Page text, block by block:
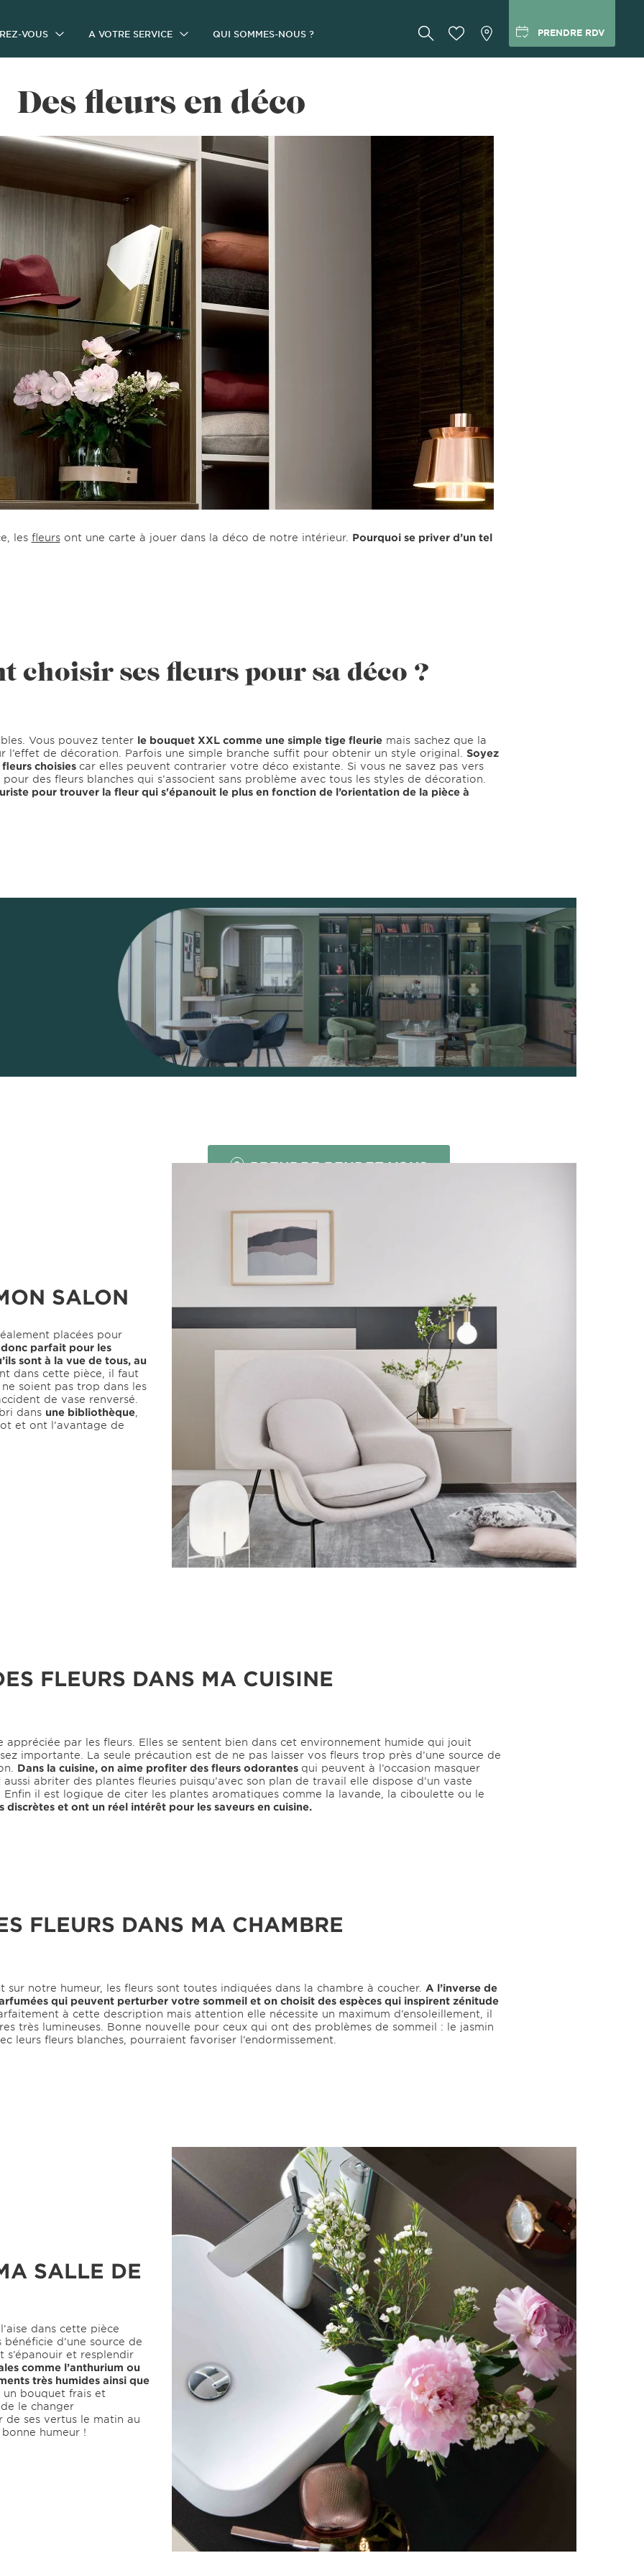
VOUS A VOTRE SERVICE QUI SOMMES-NOUS ? PRENDRE RDV
Des fleurs en déco
les fleursont une carte à jouer dans la déco de notre intérieur. Pourquoi se priver d’un tel
choisir ses fleurs pour sa déco ?
Vous pouvez tenter le bouquet XXL comme une simple tige fleurie mais sachez que la
l’effet de décoration. Parfois une simple branche suffit pour obtenir un style original. Soyez
choisies car elles peuvent contrarier votre déco existante. Si vous ne savez pas vers
des fleurs blanches qui s’associent sans problème avec tous les styles de décoration.
pour trouver la fleur qui s'épanouit le plus en fonction de l’orientation de la pièce à
PRENDRE RENDEZ-VOUS
SALON
placées pour
donc parfait pour les
sont à la vue de tous, au
dans cette pièce, il faut
soient pas trop dans les
de vase renversé.
dans une bibliothèque,
et ont l’avantage de
FLEURS DANS MA CUISINE
appréciée par les fleurs. Elles se sentent bien dans cet environnement humide qui jouit
importante. La seule précaution est de ne pas laisser vos fleurs trop près d’une source de
Dans la cuisine, on aime profiter des fleurs odorantes qui peuvent à l’occasion masquer
abriter des plantes fleuries puisqu’avec son plan de travail elle dispose d’un vaste
il est logique de citer les plantes aromatiques comme la lavande, la ciboulette ou le
discrètes et ont un réel intérêt pour les saveurs en cuisine.
FLEURS DANS MA CHAMBRE
sur notre humeur, les fleurs sont toutes indiquées dans la chambre à coucher. A l’inverse de
qui peuvent perturber votre sommeil et on choisit des espèces qui inspirent zénitude
à cette description mais attention elle nécessite un maximum d’ensoleillement, il
très lumineuses. Bonne nouvelle pour ceux qui ont des problèmes de sommeil : le jasmin
leurs fleurs blanches, pourraient favoriser l’endormissement.
SALLE DE
dans cette pièce
d’une source de
et resplendir
comme l’anthurium ou
très humides ainsi que
bouquet frais et
le changer
ses vertus le matin au
humeur !